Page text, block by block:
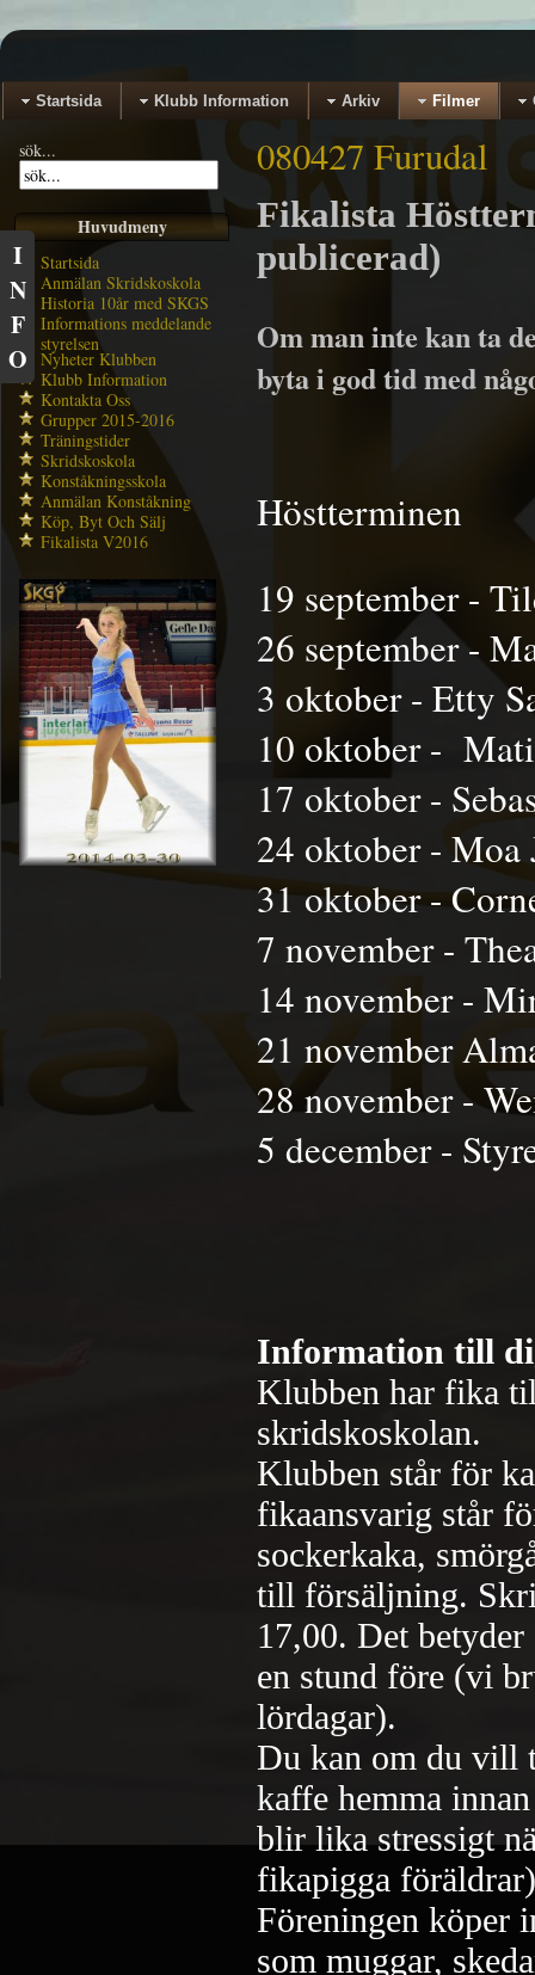
Startsida Klubb Information Arkiv Filmer
sök...
Huvudmeny
Startsida
Anmälan Skridskoskola
Historia 10år med SKGS
Informations meddelande
styrelsen
Nyheter Klubben
Klubb Information
Kontakta Oss
Grupper 2015-2016
Träningstider
Skridskoskola
Konståkningsskola
Anmälan Konståkning
Köp, Byt Och Sälj
Fikalista V2016
080427 Furudal
Fikalista
publicerad)
Om man inte kan ta
byta i god tid med
Höstterminen
19 september -
26 september -
3 oktober - Etty
10 oktober -
17 oktober -
24 oktober - Moa
31 oktober -
7 november -
14 november -
21 november
28 november -
5 december -
Information till
Klubben har fika
skridskoskolan.
Klubben står för
fikaansvarig står
sockerkaka,
till försäljning.
17,00. Det
en stund före (vi
lördagar).
Du kan om du vill
kaffe hemma
blir lika stressigt
fikapigga
Föreningen köper
som muggar,
I
N
F
O